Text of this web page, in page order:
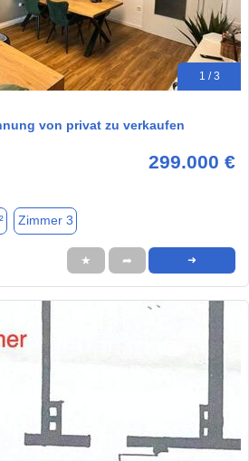
1 / 3
von privat zu verkaufen
299.000 €
Zimmer 3
★ ➦ ➜